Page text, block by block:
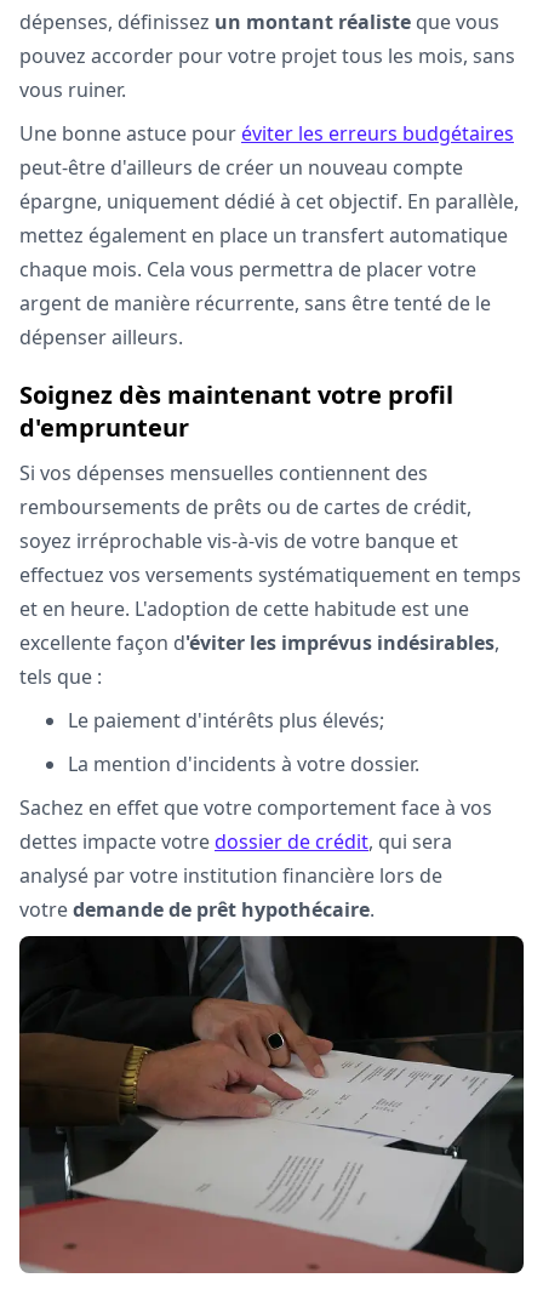
dépenses, définissez un montant réaliste que vous
pouvez accorder pour votre projet tous les mois, sans
vous ruiner.
Une bonne astuce pour éviter les erreurs budgétaires
peut-être d'ailleurs de créer un nouveau compte
épargne, uniquement dédié à cet objectif. En parallèle,
mettez également en place un transfert automatique
chaque mois. Cela vous permettra de placer votre
argent de manière récurrente, sans être tenté de le
dépenser ailleurs.
Soignez dès maintenant votre profil
d'emprunteur
Si vos dépenses mensuelles contiennent des
remboursements de prêts ou de cartes de crédit,
soyez irréprochable vis-à-vis de votre banque et
effectuez vos versements systématiquement en temps
et en heure. L'adoption de cette habitude est une
excellente façon d'éviter les imprévus indésirables,
tels que :
Le paiement d'intérêts plus élevés;
La mention d'incidents à votre dossier.
Sachez en effet que votre comportement face à vos
dettes impacte votredossier de crédit, qui sera
analysé par votre institution financière lors de
votredemande de prêt hypothécaire.